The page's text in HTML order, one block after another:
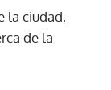
la ciudad,
de la